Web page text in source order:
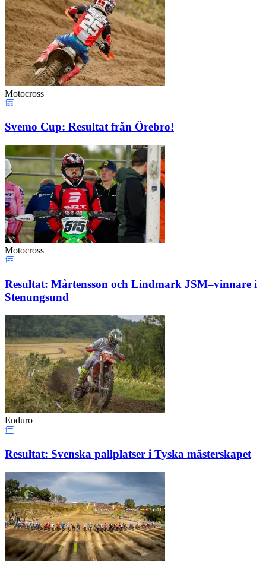
Motocross
Svemo Cup: Resultat från Örebro!
Motocross
Resultat: Mårtensson och Lindmark JSM–vinnare i
Stenungsund
Enduro
Resultat: Svenska pallplatser i Tyska mästerskapet